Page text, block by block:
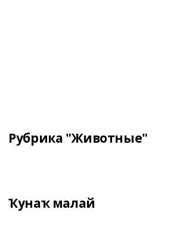
Рубрика "Животные"
Ҡунаҡ малай